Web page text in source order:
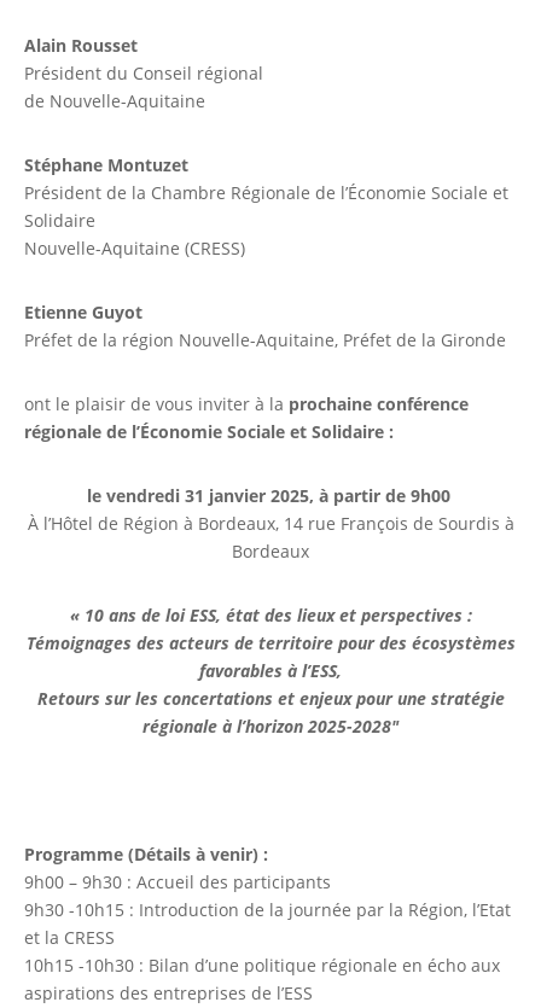
Alain Rousset
Président du Conseil régional
de Nouvelle-Aquitaine
Stéphane Montuzet
Président de la Chambre Régionale de l’Économie Sociale et
Solidaire
Nouvelle-Aquitaine (CRESS)
Etienne Guyot
Préfet de la région Nouvelle-Aquitaine, Préfet de la Gironde
ont le plaisir de vous inviter à la prochaine conférence
régionale de l’Économie Sociale et Solidaire :
le vendredi 31 janvier 2025, à partir de 9h00
À l’Hôtel de Région à Bordeaux, 14 rue François de Sourdis à
Bordeaux
« 10 ans de loi ESS, état des lieux et perspectives :
Témoignages des acteurs de territoire pour des écosystèmes
favorables à l’ESS,
Retours sur les concertations et enjeux pour une stratégie
régionale à l’horizon 2025-2028″
Programme (Détails à venir) :
9h00 – 9h30 : Accueil des participants
9h30 -10h15 : Introduction de la journée par la Région, l’Etat
et la CRESS
10h15 -10h30 : Bilan d’une politique régionale en écho aux
aspirations des entreprises de l’ESS